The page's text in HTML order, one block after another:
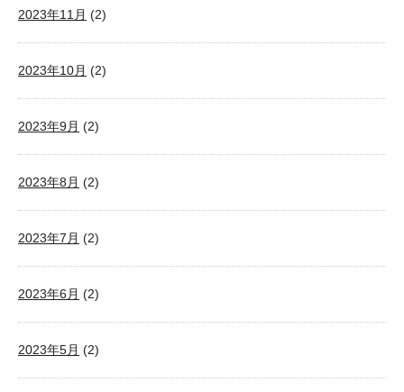
2023年11月 (2)
2023年10月 (2)
2023年9月 (2)
2023年8月 (2)
2023年7月 (2)
2023年6月 (2)
2023年5月 (2)